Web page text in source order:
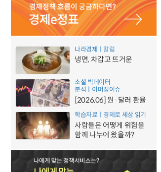
나라경제ㅣ칼럼
냉면, 차갑고 뜨거운
소셜 빅데이터
분석ㅣ이머징이슈
[2026.06] 원·달러 환율
학습자료ㅣ경제로 세상 읽기
사람들은 어떻게 위험을
함께 나누어 왔을까?